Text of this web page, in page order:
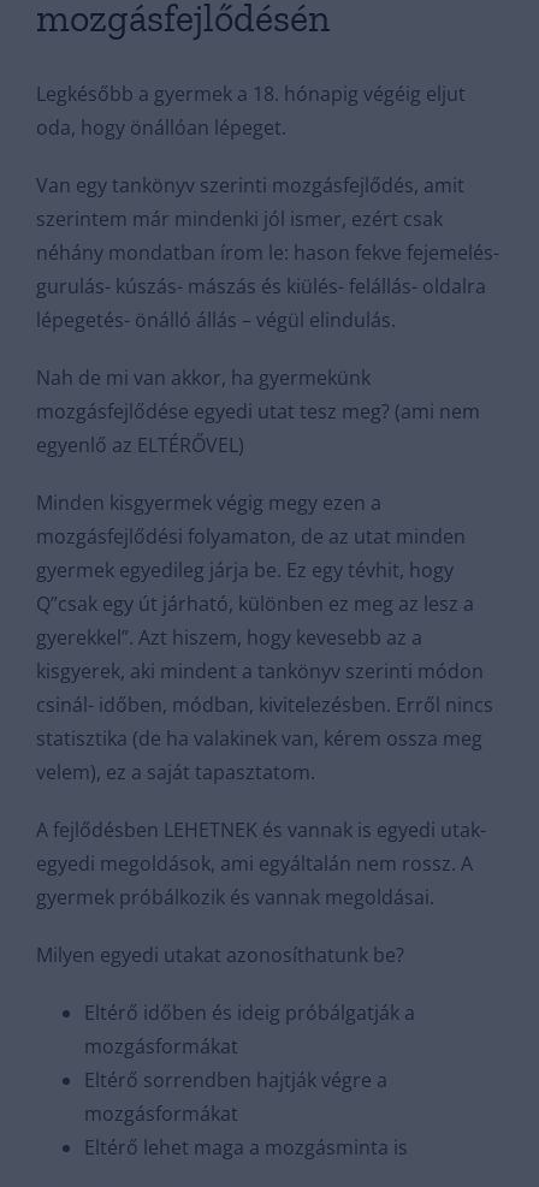
mozgásfejlődésén
Legkésőbb a gyermek a 18. hónapig végéig eljut
oda, hogy önállóan lépeget.
Van egy tankönyv szerinti mozgásfejlődés, amit
szerintem már mindenki jól ismer, ezért csak
néhány mondatban írom le: hason fekve fejemelés-
gurulás- kúszás- mászás és kiülés- felállás- oldalra
lépegetés- önálló állás – végül elindulás.
Nah de mi van akkor, ha gyermekünk
mozgásfejlődése egyedi utat tesz meg? (ami nem
egyenlő az ELTÉRŐVEL)
Minden kisgyermek végig megy ezen a
mozgásfejlődési folyamaton, de az utat minden
gyermek egyedileg járja be. Ez egy tévhit, hogy
Q”csak egy út járható, különben ez meg az lesz a
gyerekkel”. Azt hiszem, hogy kevesebb az a
kisgyerek, aki mindent a tankönyv szerinti módon
csinál- időben, módban, kivitelezésben. Erről nincs
statisztika (de ha valakinek van, kérem ossza meg
velem), ez a saját tapasztatom.
A fejlődésben LEHETNEK és vannak is egyedi utak-
egyedi megoldások, ami egyáltalán nem rossz. A
gyermek próbálkozik és vannak megoldásai.
Milyen egyedi utakat azonosíthatunk be?
Eltérő időben és ideig próbálgatják a
mozgásformákat
Eltérő sorrendben hajtják végre a
mozgásformákat
Eltérő lehet maga a mozgásminta is